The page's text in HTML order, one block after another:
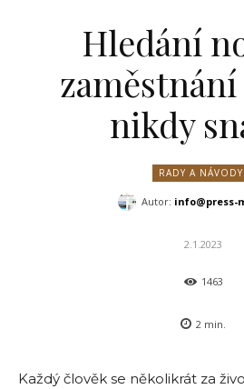
Hledání
nikdy
RADY A NÁVODY
Autor: info@press-
2.1.2023
1463
2 min.
Každý člověk se několikrát za